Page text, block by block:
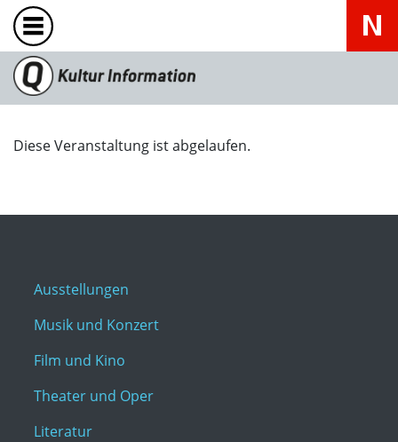
Diese Veranstaltung ist abgelaufen.
Ausstellungen
Musik und Konzert
Film und Kino
Theater und Oper
Literatur